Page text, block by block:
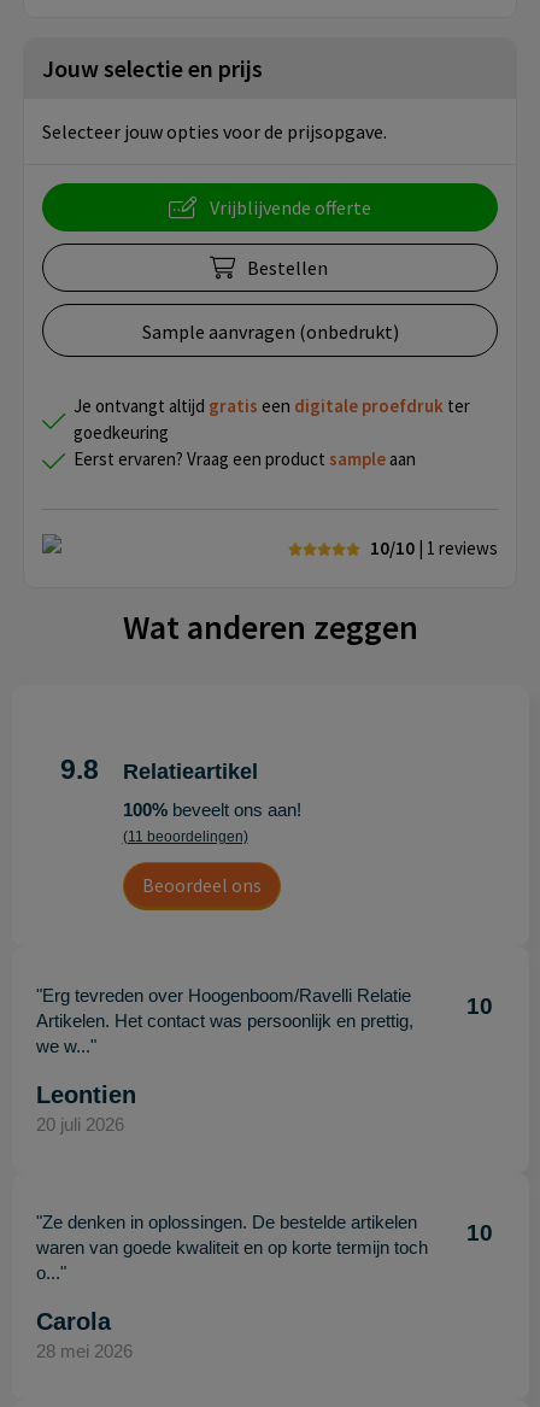
Jouw selectie en prijs
Selecteer jouw opties voor de prijsopgave.
Vrijblijvende offerte
Bestellen
Sample aanvragen (onbedrukt)
Je ontvangt altijd gratis een digitale proefdruk ter
goedkeuring
Eerst ervaren? Vraag een product sample aan
10/10 | 1 reviews
Wat anderen zeggen
9.8 Relatieartikel
100%beveelt ons aan!
(11 beoordelingen)
Beoordeel ons
"Erg tevreden over Hoogenboom/Ravelli Relatie
Artikelen. Het contact was persoonlijk en prettig,
we w..."
10
Leontien
20 juli 2026
"Ze denken in oplossingen. De bestelde artikelen
waren van goede kwaliteit en op korte termijn toch
o..."
10
Carola
28 mei 2026